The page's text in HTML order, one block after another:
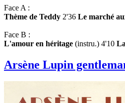
Face A :
Thème de Teddy 2'36 Le marché
Face B :
L'amour en héritage (instru.) 4'10
Arsène Lupin